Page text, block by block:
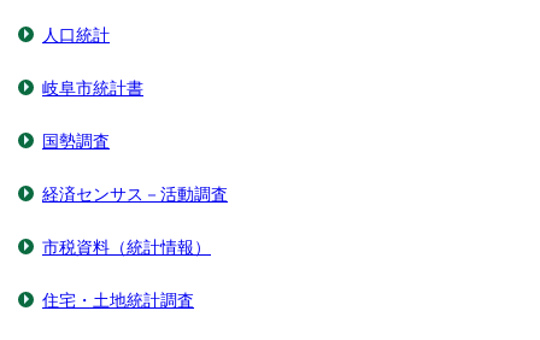
人口統計
岐阜市統計書
国勢調査
経済センサス－活動調査
市税資料（統計情報）
住宅・土地統計調査